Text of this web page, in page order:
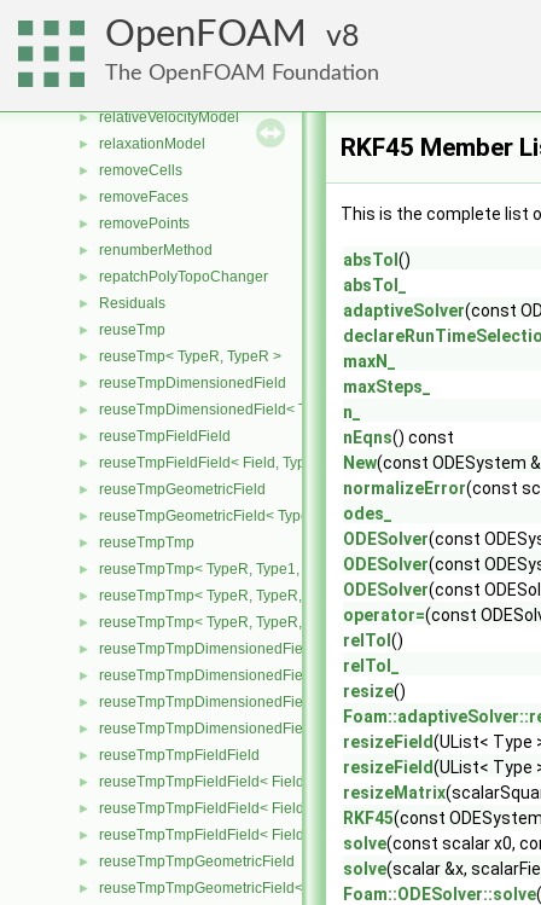
OpenFOAM 8
The OpenFOAM Foundation
► ReitzDiwakar
► ReitzKHRT
►
► relativeVelocityModel
► relaxationModel
► removeCells
► removeFaces
► removePoints
► renumberMethod
► repatchPolyTopoChanger
► Residuals
► reuseTmp
► reuseTmp< TypeR, TypeR >
► reuseTmpDimensionedField
► reuseTmpDimensionedField< TypeR, TypeR, GeoMesh >
► reuseTmpFieldField
► reuseTmpFieldField< Field, TypeR, TypeR >
► reuseTmpGeometricField
► reuseTmpGeometricField< TypeR, TypeR, PatchField, GeoMesh >
► reuseTmpTmp
► reuseTmpTmp< TypeR, Type1, Type12, TypeR >
► reuseTmpTmp< TypeR, TypeR, TypeR, Type2 >
► reuseTmpTmp< TypeR, TypeR, TypeR, TypeR >
► reuseTmpTmpDimensionedField
► reuseTmpTmpDimensionedField< TypeR, Type1, Type12, TypeR,
► reuseTmpTmpDimensionedField< TypeR, TypeR, TypeR, Type2,
► reuseTmpTmpDimensionedField< TypeR, TypeR, TypeR, TypeR,
► reuseTmpTmpFieldField
► reuseTmpTmpFieldField< Field, TypeR, Type1, Type12, TypeR >
► reuseTmpTmpFieldField< Field, TypeR, TypeR, TypeR, Type2 >
► reuseTmpTmpFieldField< Field, TypeR, TypeR, TypeR, TypeR >
► reuseTmpTmpGeometricField
► reuseTmpTmpGeometricField< TypeR, Type1, Type12, TypeR,
RKF45 Member
This is the complete list
absTol ()
absTol_
adaptiveSolver(const
maxN_
maxSteps_
n_
nEqns() const
New(const ODESystem
normalizeError(const
odes_
ODESolver(const
ODESolver(const
ODESolver(const
operator=(const
relTol ()
relTol_
resize()
resizeField(UList< Type
resizeField(UList< Type
resizeMatrix
RKF45(const
solve(const scalar x0,
solve(scalar &x,
Foam::ODESolver::solve